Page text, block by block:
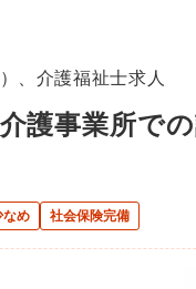
、介護福祉士求人
護事業所で
なめ 社会保険完備